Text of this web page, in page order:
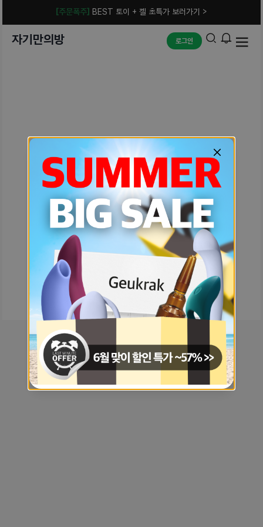
[주문폭주] BEST 토이 + 젤 초특가 보러가기 >
자기만의방 로그인
예상치 못한 에러입니다.